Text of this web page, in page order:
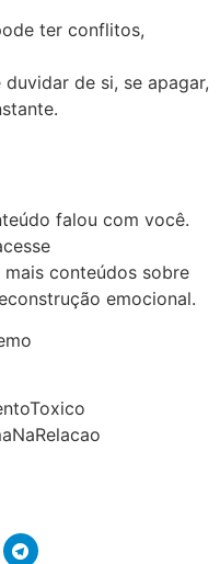
ter conflitos,
de si, se apagar,
falou com você.
mais conteúdos sobre
emocional.